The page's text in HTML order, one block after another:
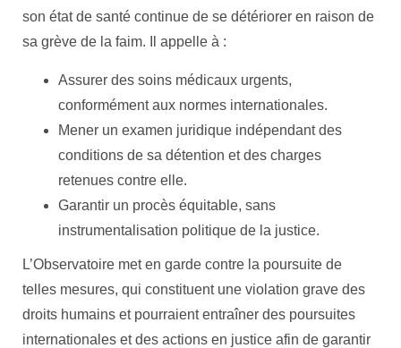
son état de santé continue de se détériorer en raison de
sa grève de la faim. Il appelle à :
Assurer des soins médicaux urgents,
conformément aux normes internationales.
Mener un examen juridique indépendant des
conditions de sa détention et des charges
retenues contre elle.
Garantir un procès équitable, sans
instrumentalisation politique de la justice.
L’Observatoire met en garde contre la poursuite de
telles mesures, qui constituent une violation grave des
droits humains et pourraient entraîner des poursuites
internationales et des actions en justice afin de garantir